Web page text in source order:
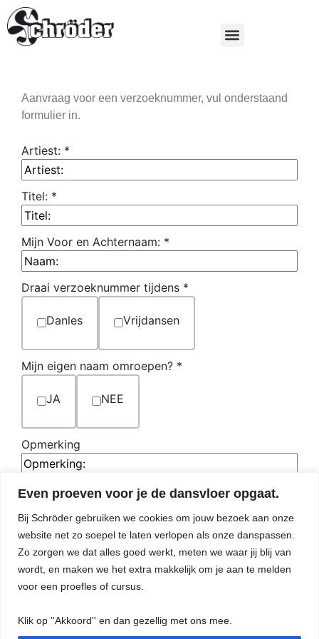
Even proeven voor je de dansvloer opgaat.
Bij Schröder gebruiken we cookies om jouw bezoek aan onze
website net zo soepel te laten verlopen als onze danspassen.
Zo zorgen we dat alles goed werkt, meten we waar jij blij van
wordt, en maken we het extra makkelijk om je aan te melden
voor een proefles of cursus.
Klik op ''Akkoord'' en dan gezellig met ons mee.
Aanvraag voor een verzoeknummer, vul onderstaand
formulier in.
Artiest: *
Titel: *
Mijn Voor en Achternaam: *
Draai verzoeknummer tijdens *
Danles Vrijdansen
Mijn eigen naam omroepen? *
JA NEE
Opmerking
haar naam in en waarom.
Verstuur